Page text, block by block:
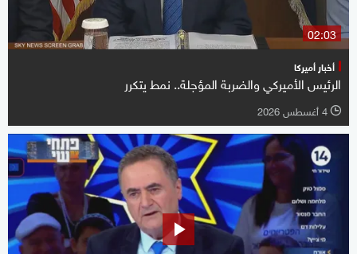
02:03
أخبار أميركا
الرئيس الأميركي والضربة المؤجلة.. نمط يتكرر
l 4 أغسطس 2026